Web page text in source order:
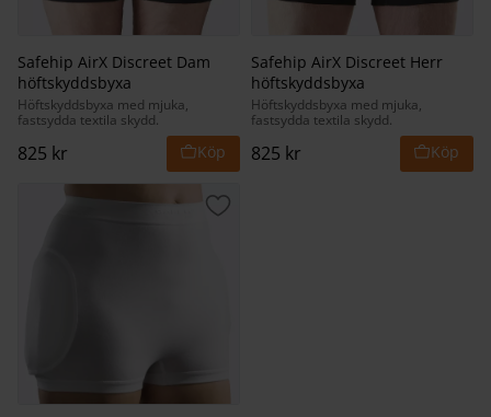
Safehip AirX Discreet Dam
höftskyddsbyxa
Höftskyddsbyxa med mjuka,
fastsydda textila skydd.
825 kr
Safehip AirX Discreet Herr
höftskyddsbyxa
Höftskyddsbyxa med mjuka,
fastsydda textila skydd.
825 kr
Lägg till i favoriter